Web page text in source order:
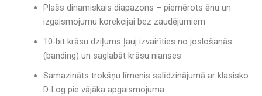
Plašs dinamiskais diapazons – piemērots ēnu un
izgaismojumu korekcijai bez zaudējumiem
10-bit krāsu dziļums ļauj izvairīties no joslošanās
(banding) un saglabāt krāsu nianses
Samazināts trokšņu līmenis salīdzinājumā ar klasisko
D-Log pie vājāka apgaismojuma